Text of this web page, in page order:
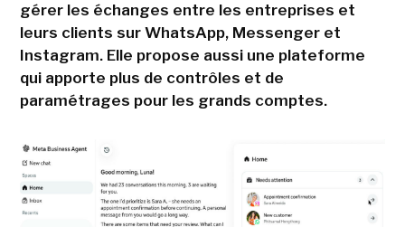
gérer les échanges entre les entreprises et
leurs clients sur WhatsApp, Messenger et
Instagram. Elle propose aussi une plateforme
qui apporte plus de contrôles et de
paramétrages pour les grands comptes.